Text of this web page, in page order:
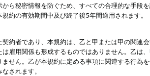
から秘密情報を防ぐため、すべての合理的な手段
約の有効期間中及び終了後5年間適用されます。
約者であり、本規約は、乙と甲または甲の関連
は雇用関係も形成するものではありません。乙は
せん。乙が本規約に定める事項に関連する行為
されます。